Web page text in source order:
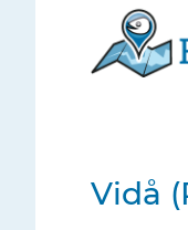
Vidå